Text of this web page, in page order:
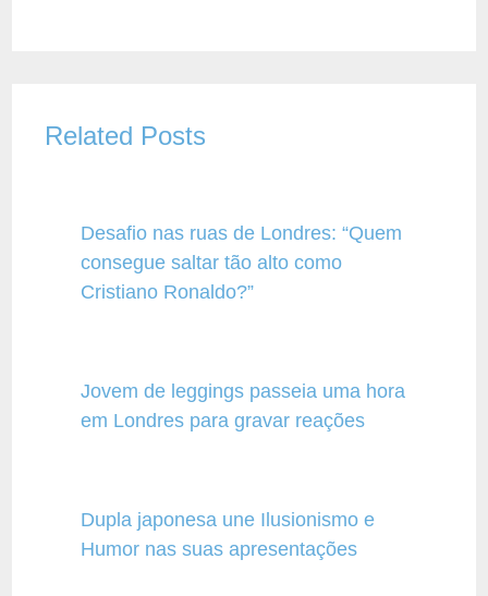
Related Posts
Desafio nas ruas de Londres: “Quem
consegue saltar tão alto como
Cristiano Ronaldo?”
Jovem de leggings passeia uma hora
em Londres para gravar reações
Dupla japonesa une Ilusionismo e
Humor nas suas apresentações